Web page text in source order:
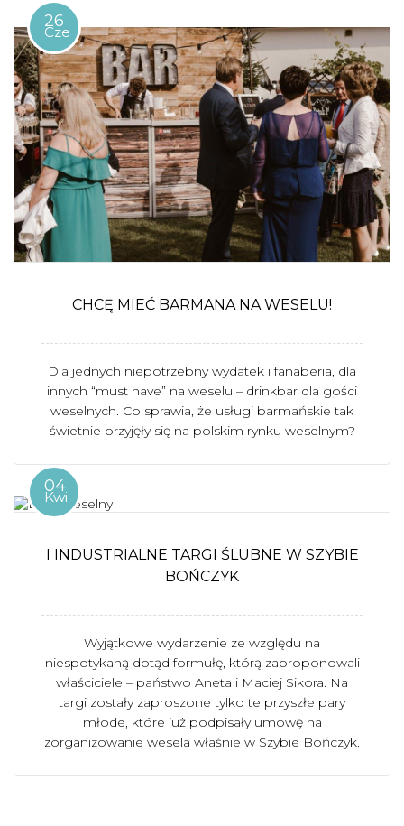
26
Cze
CHCĘ MIEĆ BARMANA NA WESELU!
Dla jednych niepotrzebny wydatek i fanaberia, dla
innych “must have” na weselu – drinkbar dla gości
weselnych. Co sprawia, że usługi barmańskie tak
świetnie przyjęły się na polskim rynku weselnym?
04
Kwi
I INDUSTRIALNE TARGI ŚLUBNE W SZYBIE
BOŃCZYK
Wyjątkowe wydarzenie ze względu na
niespotykaną dotąd formułę, którą zaproponowali
właściciele – państwo Aneta i Maciej Sikora. Na
targi zostały zaproszone tylko te przyszłe pary
młode, które już podpisały umowę na
zorganizowanie wesela właśnie w Szybie Bończyk.